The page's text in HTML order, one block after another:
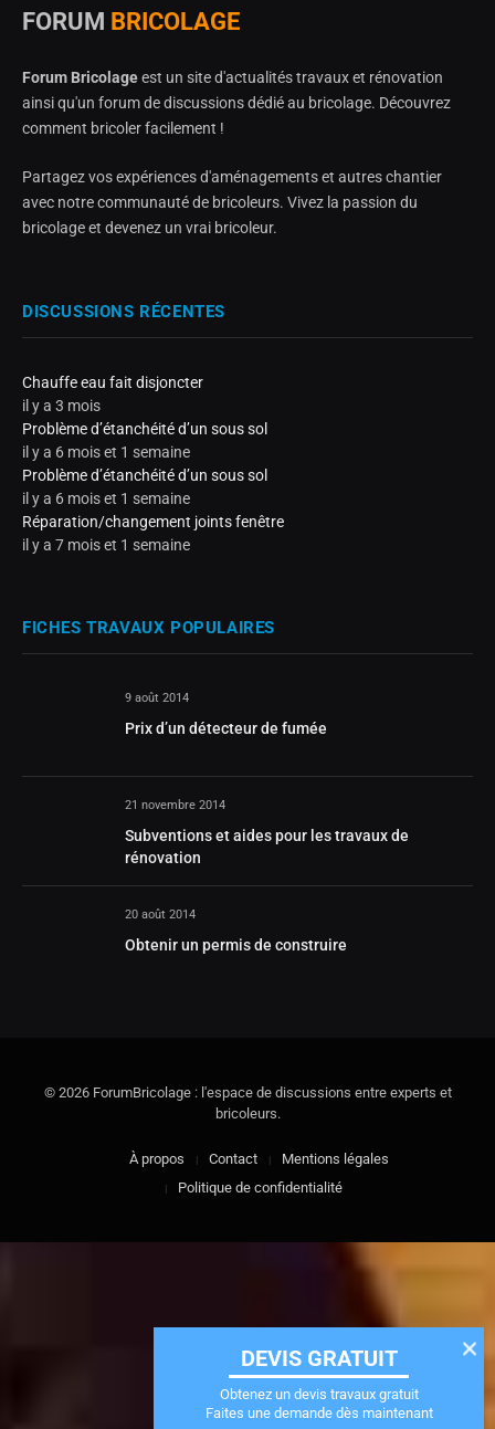
FORUM BRICOLAGE
Forum Bricolageest un site d'actualités travaux et rénovation
ainsi qu'un forum de discussions dédié au bricolage. Découvrez
comment bricoler facilement !
Partagez vos expériences d'aménagements et autres chantier
avec notre communauté de bricoleurs. Vivez la passion du
bricolage et devenez un vrai bricoleur.
DISCUSSIONS RÉCENTES
Chauffe eau fait disjoncter
il y a 3 mois
Problème d’étanchéité d’un sous sol
il y a 6 mois et 1 semaine
Problème d’étanchéité d’un sous sol
il y a 6 mois et 1 semaine
Réparation/changement joints fenêtre
il y a 7 mois et 1 semaine
FICHES TRAVAUX POPULAIRES
9 août 2014
Prix d’un détecteur de fumée
21 novembre 2014
Subventions et aides pour les travaux de
rénovation
20 août 2014
Obtenir un permis de construire
© 2026 ForumBricolage : l'espace de discussions entre experts et
bricoleurs.
À propos Contact
Mentions légales
Politique de confidentialité
DEVIS GRATUIT
Obtenez un devis travaux gratuit
Faites une demande dès maintenant